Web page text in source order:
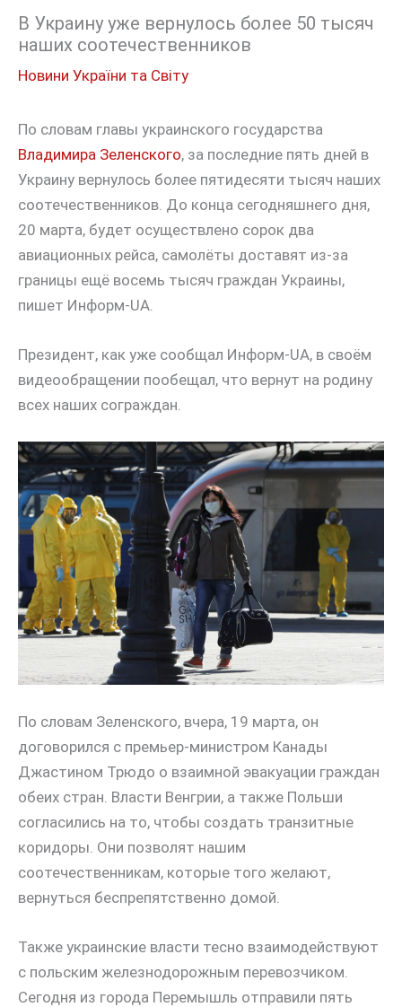
В Украину уже вернулось более 50 тысяч
наших соотечественников
Новини України та Світу
По словам главы украинского государства
Владимира Зеленского, за последние пять дней в
Украину вернулось более пятидесяти тысяч наших
соотечественников. До конца сегодняшнего дня,
20 марта, будет осуществлено сорок два
авиационных рейса, самолёты доставят из-за
границы ещё восемь тысяч граждан Украины,
пишет Информ-UA.
Президент, как уже сообщал Информ-UA, в своём
видеообращении пообещал, что вернут на родину
всех наших сограждан.
По словам Зеленского, вчера, 19 марта, он
договорился с премьер-министром Канады
Джастином Трюдо о взаимной эвакуации граждан
обеих стран. Власти Венгрии, а также Польши
согласились на то, чтобы создать транзитные
коридоры. Они позволят нашим
соотечественникам, которые того желают,
вернуться беспрепятственно домой.
Также украинские власти тесно взаимодействуют
с польским железнодорожным перевозчиком.
Сегодня из города Перемышль отправили пять